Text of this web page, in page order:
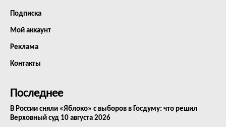
Подписка
Мой аккаунт
Реклама
Контакты
Последнее
В России сняли «Яблоко» с выборов в Госдуму: что решил
Верховный суд 10 августа 2026